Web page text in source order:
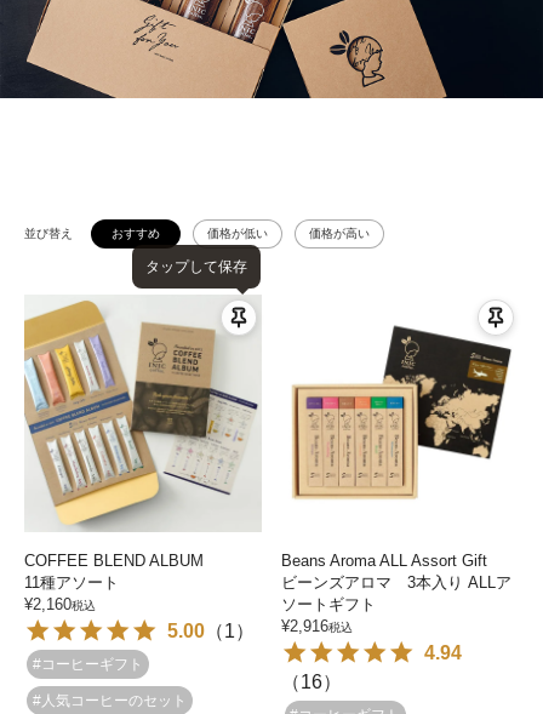
並び替え おすすめ 価格が低い 価格が高い
タップして保存
COFFEE BLEND ALBUM
11種アソート
¥2,160税込
5.00 （1）
#コーヒーギフト
#人気コーヒーのセット
Beans Aroma ALL Assort Gift
ビーンズアロマ 3本入り ALLア
ソートギフト
¥2,916税込
4.94
（16）